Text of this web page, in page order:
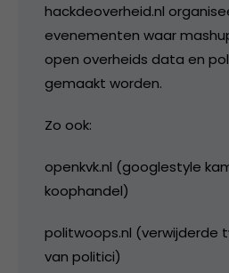
hackdeoverheid.nl
evenementen waar
open overheids data en
gemaakt worden.
Zo ook:
openkvk.nl (googlestyle
koophandel)
politwoops.nl (verwijderde
van politici)